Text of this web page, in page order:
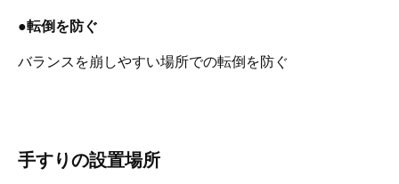
●転倒を防ぐ
バランスを崩しやすい場所での転倒を防ぐ
手すりの設置場所